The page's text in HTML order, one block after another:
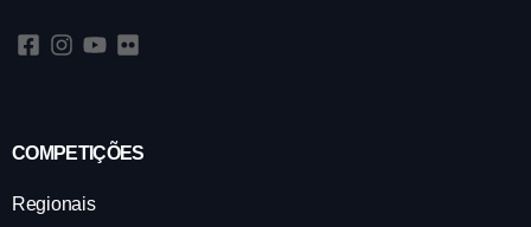
COMPETIÇÕES
Regionais